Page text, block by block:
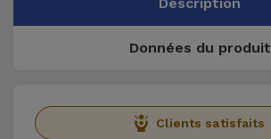
Données du produit
Clients satisfaits